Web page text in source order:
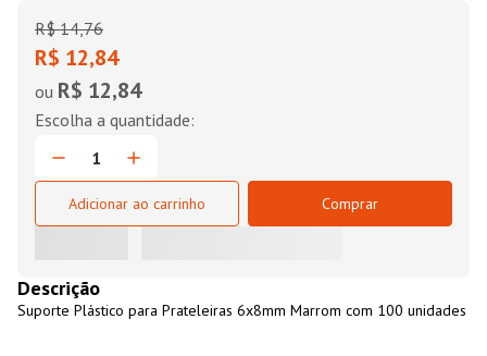
R$ 14,76
R$ 12,84
ou R$ 12,84
Adicionar ao carrinho Comprar
Descrição
Suporte Plástico para Prateleiras 6x8mm Marrom com 100 unidades